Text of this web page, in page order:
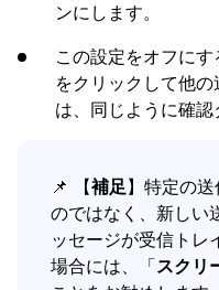
ンにします。
この設定をオフに
をクリックして他
は、同じように確認
📌 【補足】特定の
のではなく、新しい
ッセージが受信トレ
場合には、「スクリ